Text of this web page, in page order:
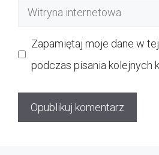
Witryna
Zapamiętaj moje dane w
podczas pisania kolejnych